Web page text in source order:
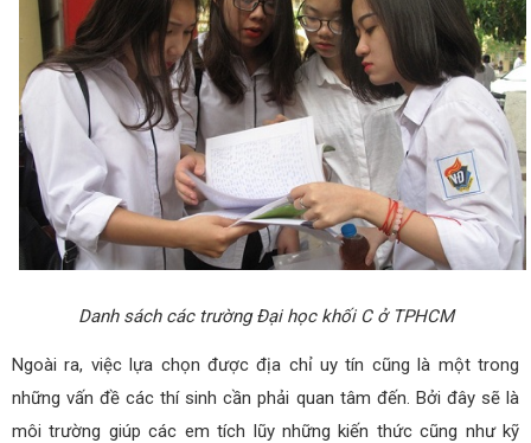
Danh sách các trường Đại học khối C ở TPHCM
Ngoài ra, việc lựa chọn được địa chỉ uy tín cũng là một trong
những vấn đề các thí sinh cần phải quan tâm đến. Bởi đây sẽ là
môi trường giúp các em tích lũy những kiến thức cũng như kỹ